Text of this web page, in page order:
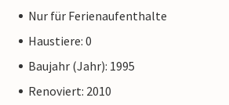
Nur für Ferienaufenthalte
Haustiere: 0
Baujahr (Jahr): 1995
Renoviert: 2010